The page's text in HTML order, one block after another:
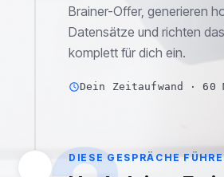
Brainer-Offer, generieren
Datensätze und richten
komplett für dich ein.
Dein Zeitaufwand · 60
DIESE GESPRÄCHE